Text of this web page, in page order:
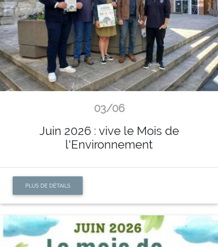
03/06
Juin 2026 : vive le Mois de
l'Environnement
PLUS DE DÉTAILS